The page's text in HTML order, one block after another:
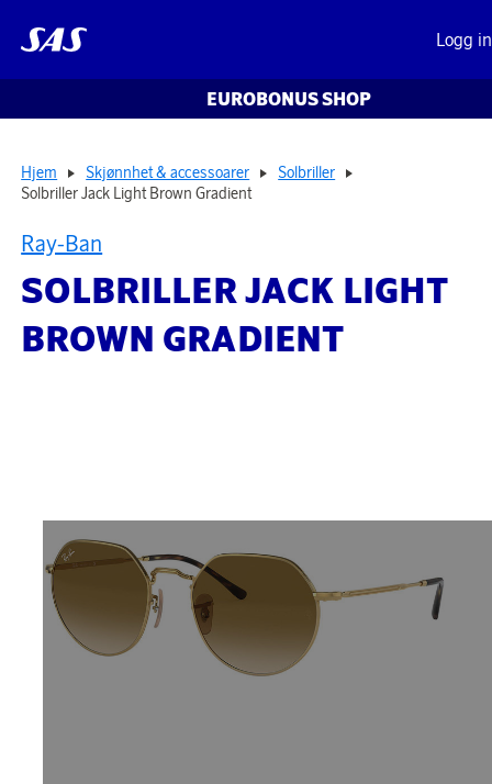
Logg in
EUROBONUS SHOP
Hjem Skjønnhet & accessoarer
Solbriller
Solbriller Jack Light Brown Gradient
Ray-Ban
SOLBRILLER JACK LIGHT
BROWN GRADIENT